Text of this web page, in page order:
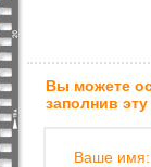
Вы можете
заполнив
Ваше имя: